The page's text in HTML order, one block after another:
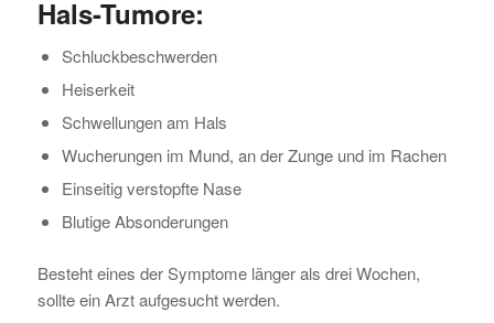
Hals-Tumore:
Schluckbeschwerden
Heiserkeit
Schwellungen am Hals
Wucherungen im Mund, an der Zunge und im Rachen
Einseitig verstopfte Nase
Blutige Absonderungen
Besteht eines der Symptome länger als drei Wochen,
sollte ein Arzt aufgesucht werden.